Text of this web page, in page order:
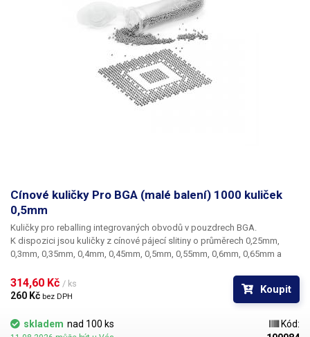
Cínové kuličky Pro BGA (malé balení) 1000 kuliček
0,5mm
Kuličky pro reballing integrovaných obvodů v pouzdrech BGA.
K dispozici jsou kuličky z cínové pájecí slitiny o průměrech 0,25mm,
0,3mm, 0,35mm, 0,4mm, 0,45mm, 0,5mm, 0,55mm, 0,6mm, 0,65mm a
BGA mřížky pro překuličkování. Ampule obsahuje vždy 1000 kusů
kuliček o daném průměru.
314,60 Kč / ks
260 Kč bez DPH
Koupit
skladem nad 100 ks
Kód: